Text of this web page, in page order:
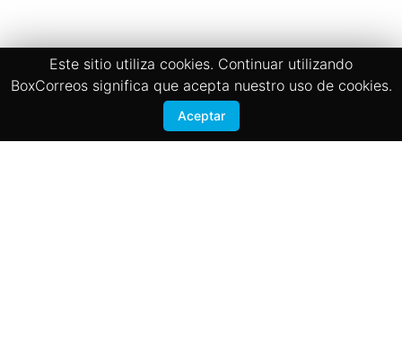
Términos y Condiciones
Este sitio utiliza cookies. Continuar utilizando
BoxCorreos significa que acepta nuestro uso de cookies.
Aceptar